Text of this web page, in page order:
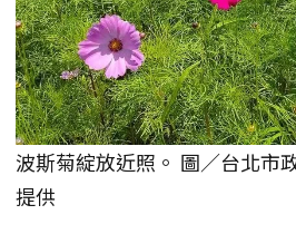
波斯菊綻放近照。 圖／台北市
提供